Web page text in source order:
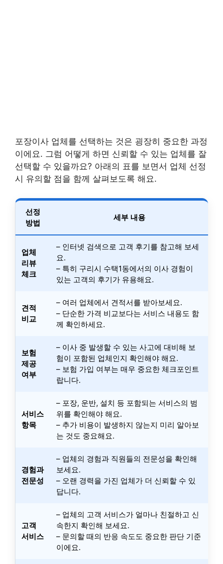
포장이사 업체를 선택하는 것은 굉장히 중요한 과정
이에요. 그럼 어떻게 하면 신뢰할 수 있는 업체를 잘
선택할 수 있을까요? 아래의 표를 보면서 업체 선정
시 유의할 점을 함께 살펴보도록 해요.
선정
방법
세부 내용
업체
리뷰
체크
– 인터넷 검색으로 고객 후기를 참고해 보세
요.
– 특히 구리시 수택1동에서의 이사 경험이
있는 고객의 후기가 유용해요.
견적
비교
– 여러 업체에서 견적서를 받아보세요.
– 단순한 가격 비교보다는 서비스 내용도 함
께 확인하세요.
보험
제공
여부
– 이사 중 발생할 수 있는 사고에 대비해 보
험이 포함된 업체인지 확인해야 해요.
– 보험 가입 여부는 매우 중요한 체크포인트
랍니다.
서비스
항목
– 포장, 운반, 설치 등 포함되는 서비스의 범
위를 확인해야 해요.
– 추가 비용이 발생하지 않는지 미리 알아보
는 것도 중요해요.
경험과
전문성
– 업체의 경험과 직원들의 전문성을 확인해
보세요.
– 오랜 경력을 가진 업체가 더 신뢰할 수 있
답니다.
고객
서비스
– 업체의 고객 서비스가 얼마나 친절하고 신
속한지 확인해 보세요.
– 문의할 때의 반응 속도도 중요한 판단 기준
이에요.